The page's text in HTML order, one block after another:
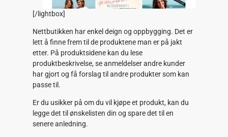
[/lightbox]
Nettbutikken har enkel deign og oppbygging. Det er
lett å finne frem til de produktene man er på jakt
etter. På produktsidene kan du lese
produktbeskrivelse, se anmeldelser andre kunder
har gjort og få forslag til andre produkter som kan
passe til.
Er du usikker på om du vil kjøpe et produkt, kan du
legge det til ønskelisten din og spare det til en
senere anledning.